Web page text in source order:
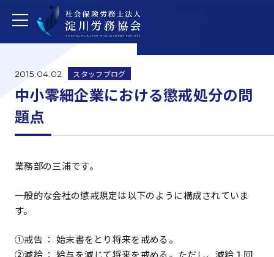
2015.04.02 スタッフブログ
中小零細企業における懲戒処分の問
題点
業務部の三浦です。
一般的な会社の懲戒規定は以下のように構成されていま
す。
①戒告 ： 始末書をとり将来を戒める。
②減給 ： 給与を減じて将来を戒める。ただし、減給１回